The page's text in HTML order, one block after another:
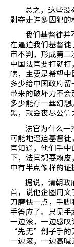
总之，这些
剥夺走许多囚犯的
我们基督徒并
在逼迫我们基督
审不判，形成第
中国法官要打就
嗦，主要是希望中
多少给中国政府
带来的破坏力不
多少能存一丝幻
黑，就会丧尽公信
法官为什么一
可能地逼迫基督
官知道，他们手
下，法官想耍赖
中有半点像样的证
据说，清朝政
首，说他企图用
刀磨快一点，手
手答应了。只见
一边滚，一边感叹
“先无”刽子手的
一边滚，一边高